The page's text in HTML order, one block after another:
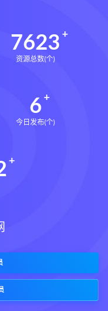
7623
资源总数(个)
6
今日发布(个)